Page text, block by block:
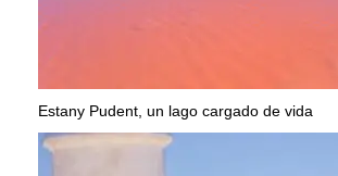
Estany Pudent, un lago cargado de vida